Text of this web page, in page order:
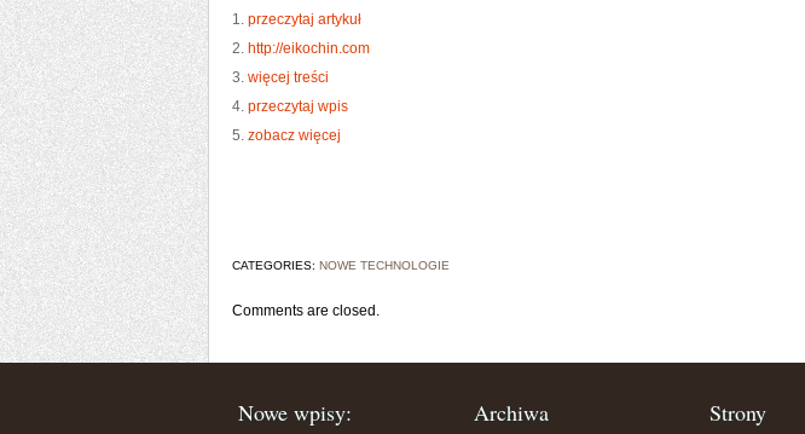
1. przeczytaj artykuł
2. http://eikochin.com
3. więcej treści
4. przeczytaj wpis
5. zobacz więcej
CATEGORIES: NOWE TECHNOLOGIE
Comments are closed.
Nowe wpisy: Archiwa Strony